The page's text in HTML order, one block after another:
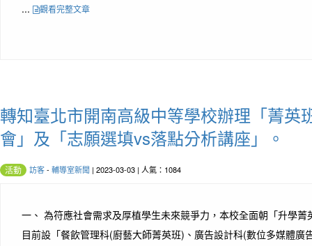
...
觀看完整文章
轉知臺北市開南高級中等學校辦理「菁英
會」及「志願選填vs落點分析講座」。
活動 訪客- 輔導室新聞 | 2023-03-03 | 人氣：1084
一、 為符應社會需求及厚植學生未來競爭力，本校全面朝「升學
目前設「餐飲管理科(廚藝大師菁英班)、廣告設計科(數位多媒體廣